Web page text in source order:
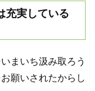
充実している
まいち汲み取ろう
願いされたからし